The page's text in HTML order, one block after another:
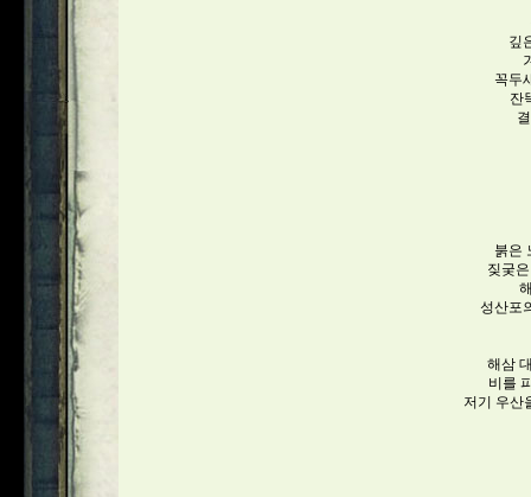
깊
꼭두
잔
붉은
짖궂
성산포
해삼
비를
저기 우산